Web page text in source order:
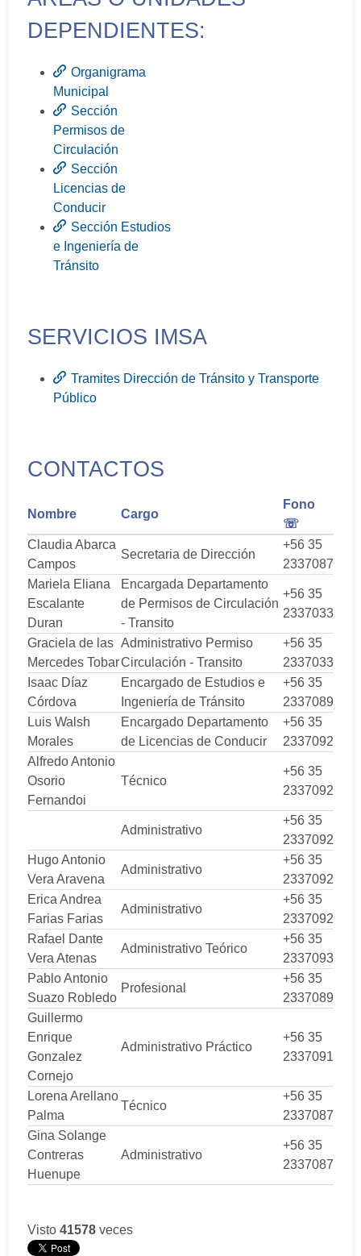
DEPENDIENTES:
Organigrama
Municipal
Sección
Permisos de
Circulación
Sección
Licencias de
Conducir
Sección Estudios
e Ingeniería de
Tránsito
SERVICIOS IMSA
Tramites Dirección de Tránsito y Transporte
Público
CONTACTOS
Nombre Cargo
Fono
☏
Claudia Abarca
Campos
Secretaria de Dirección
+56 35
2337087
Mariela Eliana
Escalante
Duran
Encargada Departamento
de Permisos de Circulación
- Transito
+56 35
2337033
Graciela de las
Mercedes Tobar
Administrativo Permiso
Circulación - Transito
+56 35
2337033
Isaac Díaz
Córdova
Encargado de Estudios e
Ingeniería de Tránsito
+56 35
2337089
Luis Walsh
Morales
Encargado Departamento
de Licencias de Conducir
+56 35
2337092
Alfredo Antonio
Osorio
Fernandoi
Técnico
+56 35
2337092
Administrativo
+56 35
2337092
Hugo Antonio
Vera Aravena
Administrativo
+56 35
2337092
Erica Andrea
Farias Farias
Administrativo
+56 35
2337092
Rafael Dante
Vera Atenas
Administrativo Teórico
+56 35
2337093
Pablo Antonio
Suazo Robledo
Profesional
+56 35
2337089
Guillermo
Enrique
Gonzalez
Cornejo
Administrativo Práctico
+56 35
2337091
Lorena Arellano
Palma
Técnico
+56 35
2337087
Gina Solange
Contreras
Huenupe
Administrativo
+56 35
2337087
Visto 41578 veces